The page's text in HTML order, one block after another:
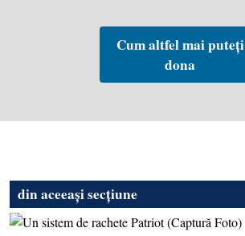
Cum altfel mai puteți
dona
din aceeași secțiune